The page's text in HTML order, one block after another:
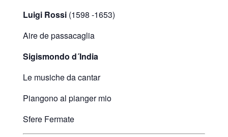
Luigi Rossi(1598 -1653)
Aire de passacaglia
Sigismondo d´India
Le musiche da cantar
Piangono al pianger mio
Sfere Fermate